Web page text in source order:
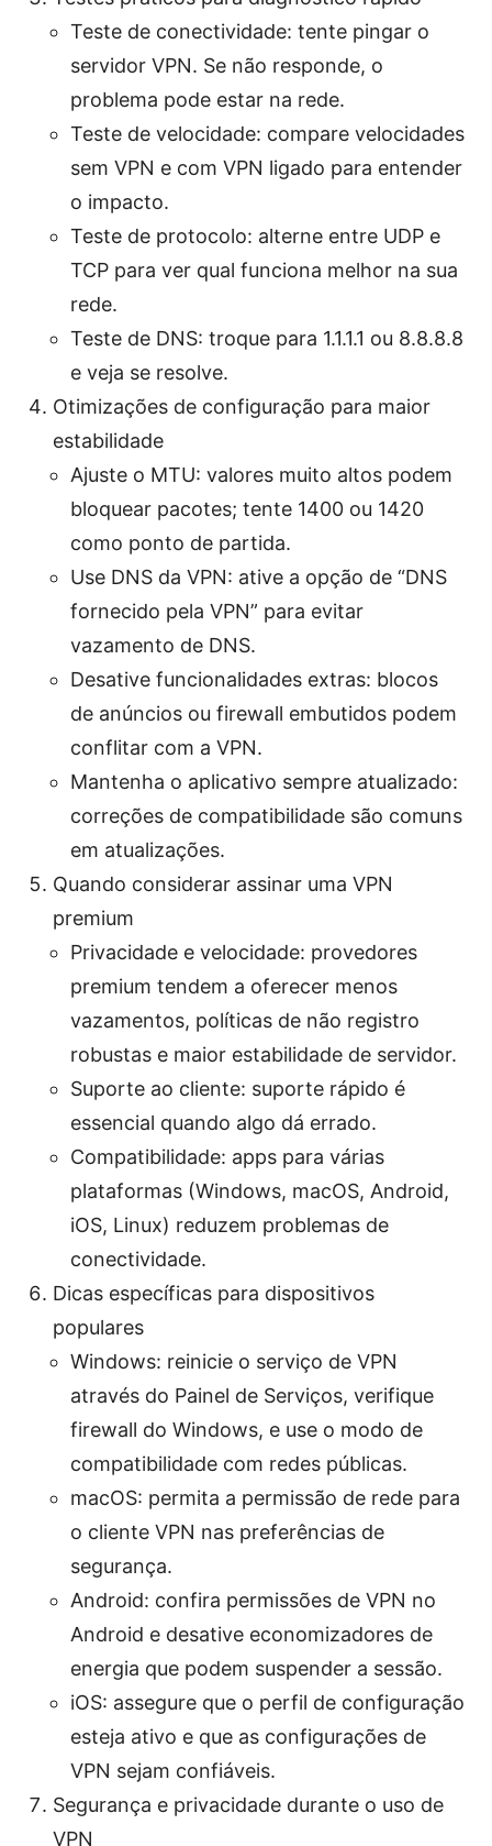
Teste de conectividade: tente pingar o
servidor VPN. Se não responde, o
problema pode estar na rede.
Teste de velocidade: compare velocidades
sem VPN e com VPN ligado para entender
o impacto.
Teste de protocolo: alterne entre UDP e
TCP para ver qual funciona melhor na sua
rede.
Teste de DNS: troque para 1.1.1.1 ou 8.8.8.8
e veja se resolve.
Otimizações de configuração para maior
estabilidade
Ajuste o MTU: valores muito altos podem
bloquear pacotes; tente 1400 ou 1420
como ponto de partida.
Use DNS da VPN: ative a opção de “DNS
fornecido pela VPN” para evitar
vazamento de DNS.
Desative funcionalidades extras: blocos
de anúncios ou firewall embutidos podem
conflitar com a VPN.
Mantenha o aplicativo sempre atualizado:
correções de compatibilidade são comuns
em atualizações.
Quando considerar assinar uma VPN
premium
Privacidade e velocidade: provedores
premium tendem a oferecer menos
vazamentos, políticas de não registro
robustas e maior estabilidade de servidor.
Suporte ao cliente: suporte rápido é
essencial quando algo dá errado.
Compatibilidade: apps para várias
plataformas (Windows, macOS, Android,
iOS, Linux) reduzem problemas de
conectividade.
Dicas específicas para dispositivos
populares
Windows: reinicie o serviço de VPN
através do Painel de Serviços, verifique
firewall do Windows, e use o modo de
compatibilidade com redes públicas.
macOS: permita a permissão de rede para
o cliente VPN nas preferências de
segurança.
Android: confira permissões de VPN no
Android e desative economizadores de
energia que podem suspender a sessão.
iOS: assegure que o perfil de configuração
esteja ativo e que as configurações de
VPN sejam confiáveis.
Segurança e privacidade durante o uso de
VPN